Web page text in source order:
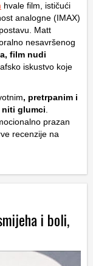
hvale film, ističući
analogne (IMAX)
Matt
nesavršenog
film nudi
iskustvo koje
, pretrpanim i
glumci
prazan
recenzije na
i boli,